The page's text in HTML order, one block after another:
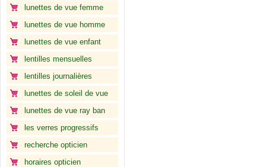
lunettes de vue femme
lunettes de vue homme
lunettes de vue enfant
lentilles mensuelles
lentilles journalières
lunettes de soleil de vue
lunettes de vue ray ban
les verres progressifs
recherche opticien
horaires opticien